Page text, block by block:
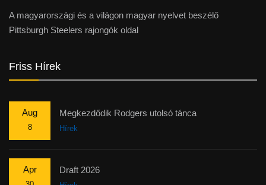
A magyarországi és a világon magyar nyelvet beszélő
Pittsburgh Steelers rajongók oldal
Friss Hírek
Aug
8
Megkezdődik Rodgers utolsó tánca
Hírek
Apr Draft 2026